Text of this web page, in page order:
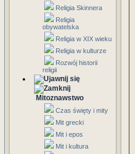
Religia Skinnera
Religia
obywatelska
Religia w XIX wieku
Religia w kulturze
Rozwój historii
religii
Mitoznawstwo
Czas święty i mity
Mit grecki
Mit i epos
Mit i kultura